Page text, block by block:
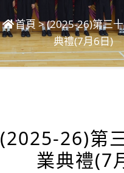
首頁 >(2025-26)第三
典禮(7月6日)
(2025-26)第
業典禮(7